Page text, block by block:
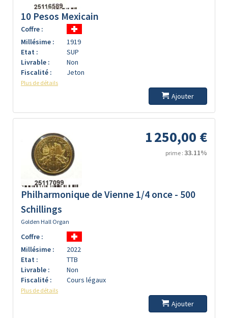
10 Pesos Mexicain
Coffre :
Millésime :
1919
Etat :
SUP
Livrable :
Non
Fiscalité :
Jeton
Plus de détails
Ajouter
1 250,00 €
prime : 33.11%
Philharmonique de Vienne 1/4 once - 500
Schillings
Golden Hall Organ
Coffre :
Millésime :
2022
Etat :
TTB
Livrable :
Non
Fiscalité :
Cours légaux
Plus de détails
Ajouter